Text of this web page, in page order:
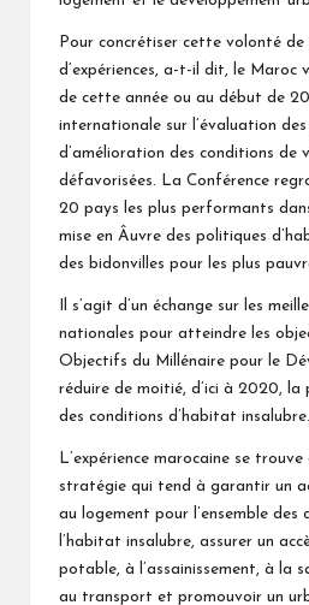
Pour concrétiser cette volonté
d’expériences, a-t-il dit, le Maroc
de cette année ou au début de
internationale sur l’évaluation
d’amélioration des conditions de
défavorisées. La Conférence
20 pays les plus performants
mise en Âuvre des politiques
des bidonvilles pour les plus
Il s’agit d’un échange sur les
nationales pour atteindre les
Objectifs du Millénaire pour le
réduire de moitié, d’ici à 2020,
des conditions d’habitat insalubre.
L’expérience marocaine se
stratégie qui tend à garantir un
au logement pour l’ensemble des
l’habitat insalubre, assurer un
potable, à l’assainissement, à la
au transport et promouvoir un